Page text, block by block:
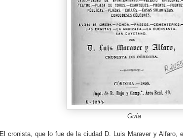
Guía
El cronista, que lo fue de la ciudad D. Luis Maraver y Alfaro,